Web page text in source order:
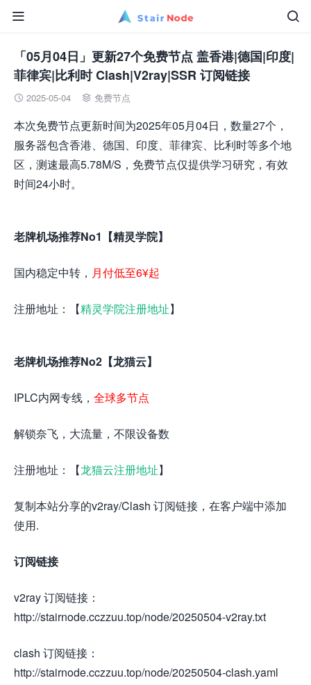


「05月04日」更新27个免费节点 盖香港|德国|印度|
菲律宾|比利时 Clash|V2ray|SSR 订阅链接
 2025-05-04  免费节点
本次免费节点更新时间为2025年05月04日，数量27个，
服务器包含香港、德国、印度、菲律宾、比利时等多个地
区，测速最高5.78M/S，免费节点仅提供学习研究，有效
时间24小时。
老牌机场推荐No1【精灵学院】
国内稳定中转， 月付低至6¥起
注册地址：【精灵学院注册地址】
老牌机场推荐No2【龙猫云】
IPLC内网专线， 全球多节点
解锁奈飞，大流量，不限设备数
注册地址：【龙猫云注册地址】
复制本站分享的v2ray/Clash 订阅链接，在客户端中添加
使用.
订阅链接
v2ray 订阅链接：
http://stairnode.cczzuu.top/node/20250504-v2ray.txt
clash 订阅链接：
http://stairnode.cczzuu.top/node/20250504-clash.yaml